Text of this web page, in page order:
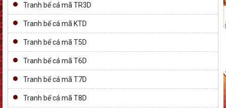
Tranh bể cá mã TR3D
Tranh bể cá mã KTD
Tranh bể cá mã T5D
Tranh bể cá mã T6D
Tranh bể cá mã T7D
Tranh bể cá mã T8D